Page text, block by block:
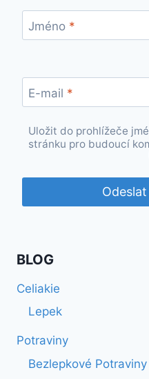
Jméno *
E-mail *
Uložit do prohlížeče
stránku pro budoucí
BLOG
Celiakie
Lepek
Potraviny
Bezlepkové Potraviny